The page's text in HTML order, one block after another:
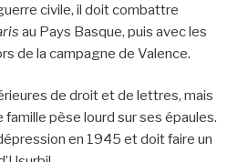
civile, il doit combattre
au Pays Basque, puis avec les
de la campagne de Valence.
de droit et de lettres, mais
pèse lourd sur ses épaules.
en 1945 et doit faire un